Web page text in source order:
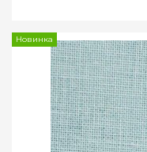
Новинка